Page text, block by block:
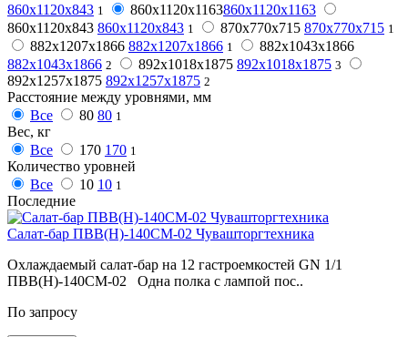
860x1120x843 1 860х1120х1163860х1120х1163
860х1120х843 860х1120х843 1 870х770х715 870х770х715 1
882x1207x1866 882x1207x1866 1
882х1043х1866
882х1043х1866 2 892х1018х1875 892х1018х1875 3
892х1257х1875 892х1257х1875 2
Расстояние между уровнями, мм
Все
80 80 1
Вес, кг
Все
170 170 1
Количество уровней
Все
10 10 1
Последние
Салат-бар ПВВ(Н)-140СМ-02 Чувашторгтехника
Охлаждаемый салат-бар на 12 гастроемкостей GN 1/1
ПВВ(Н)-140СМ-02 Одна полка с лампой пос..
По запросу